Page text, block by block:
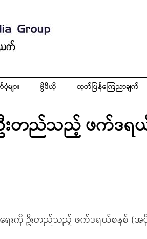
များ ဗွီဒီယို ထုတ်ပြန်ကြေညာချက်
တည်သည့် ဖက်ဒရယ်
းကို ဦးတည်သည့် ဖက်ဒရယ်စနစ် (အပို